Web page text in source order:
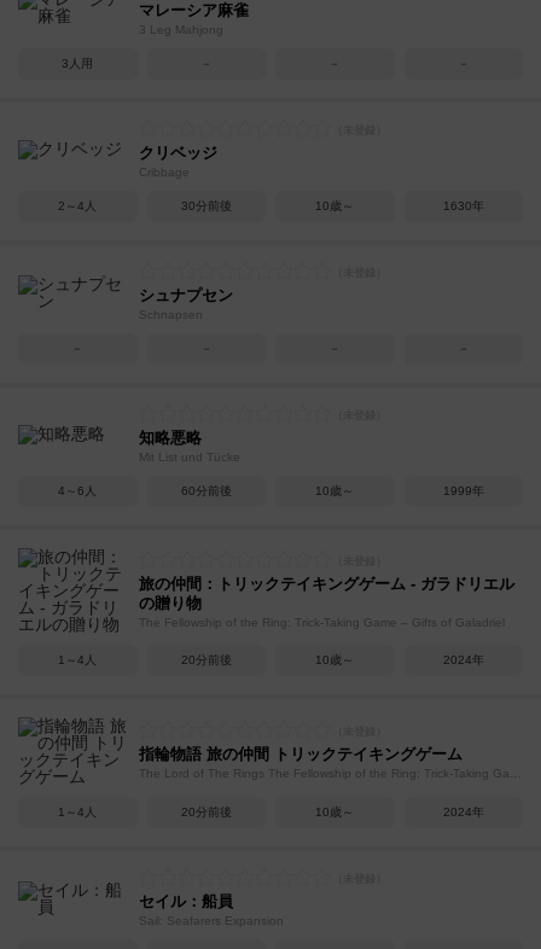
マレーシア麻雀
3 Leg Mahjong
3人用 － － －
クリベッジ
Cribbage
2～4人 30分前後 10歳～ 1630年
シュナプセン
Schnapsen
－ － － －
知略悪略
Mit List und Tücke
4～6人 60分前後 10歳～ 1999年
旅の仲間：トリックテイキングゲーム - ガラドリエル
の贈り物
The Fellowship of the Ring: Trick-Taking Game – Gifts of Galadriel
1～4人 20分前後 10歳～ 2024年
指輪物語 旅の仲間 トリックテイキングゲーム
1～4人 20分前後 10歳～ 2024年
セイル：船員
Sail: Seafarers Expansion